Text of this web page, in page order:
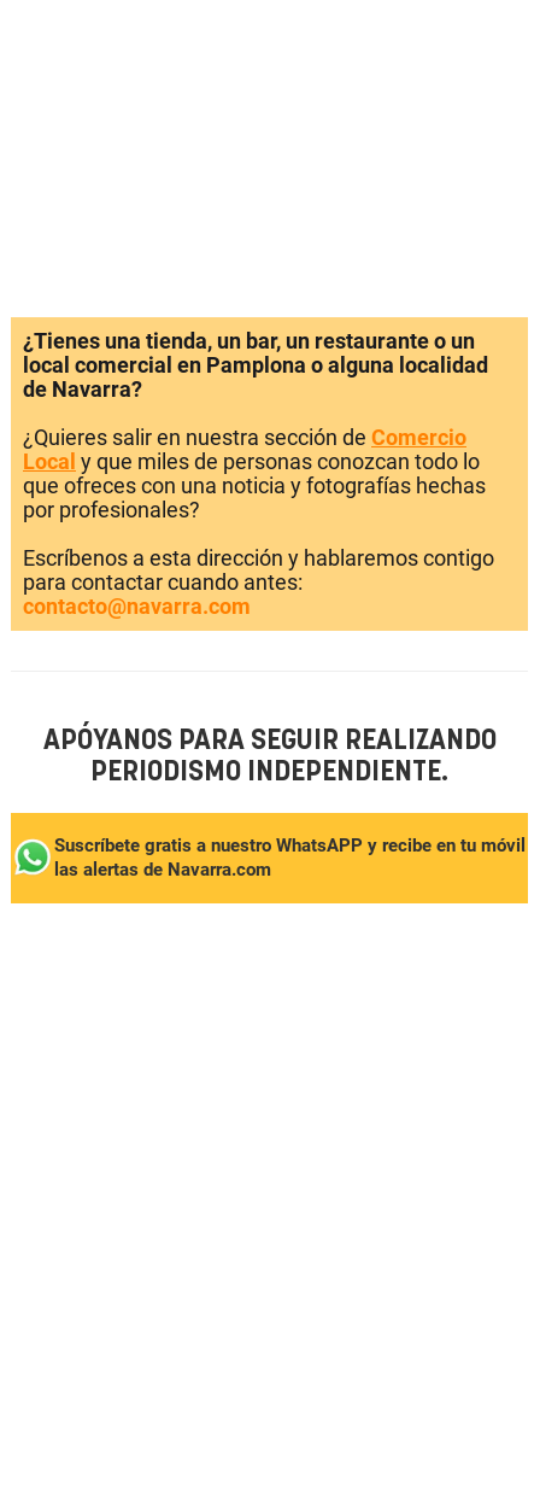
¿Tienes una tienda, un bar, un restaurante o un
local comercial en Pamplona o alguna localidad
de Navarra?
¿Quieres salir en nuestra sección de Comercio
Local y que miles de personas conozcan todo lo
que ofreces con una noticia y fotografías hechas
por profesionales?
Escríbenos a esta dirección y hablaremos contigo
para contactar cuando antes:
contacto@navarra.com
APÓYANOS PARA SEGUIR REALIZANDO
PERIODISMO INDEPENDIENTE.
Suscríbete gratis a nuestro WhatsAPP y recibe en tu móvil
las alertas de Navarra.com